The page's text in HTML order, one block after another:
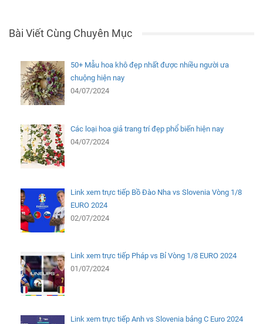
Bài Viết Cùng Chuyên Mục
50+ Mẫu hoa khô đẹp nhất được nhiều người ưa
chuộng hiện nay
04/07/2024
Các loại hoa giả trang trí đẹp phổ biến hiện nay
04/07/2024
Link xem trực tiếp Bồ Đào Nha vs Slovenia Vòng 1/8
EURO 2024
02/07/2024
Link xem trực tiếp Pháp vs Bỉ Vòng 1/8 EURO 2024
01/07/2024
Link xem trực tiếp Anh vs Slovenia bảng C Euro 2024